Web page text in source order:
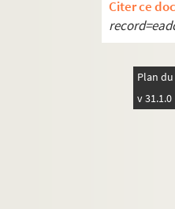
Citer ce
Plan
v 31.1.0